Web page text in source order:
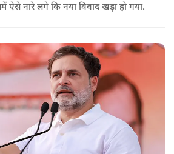
ऐसे नारे लगे कि नया विवाद खड़ा हो गया.